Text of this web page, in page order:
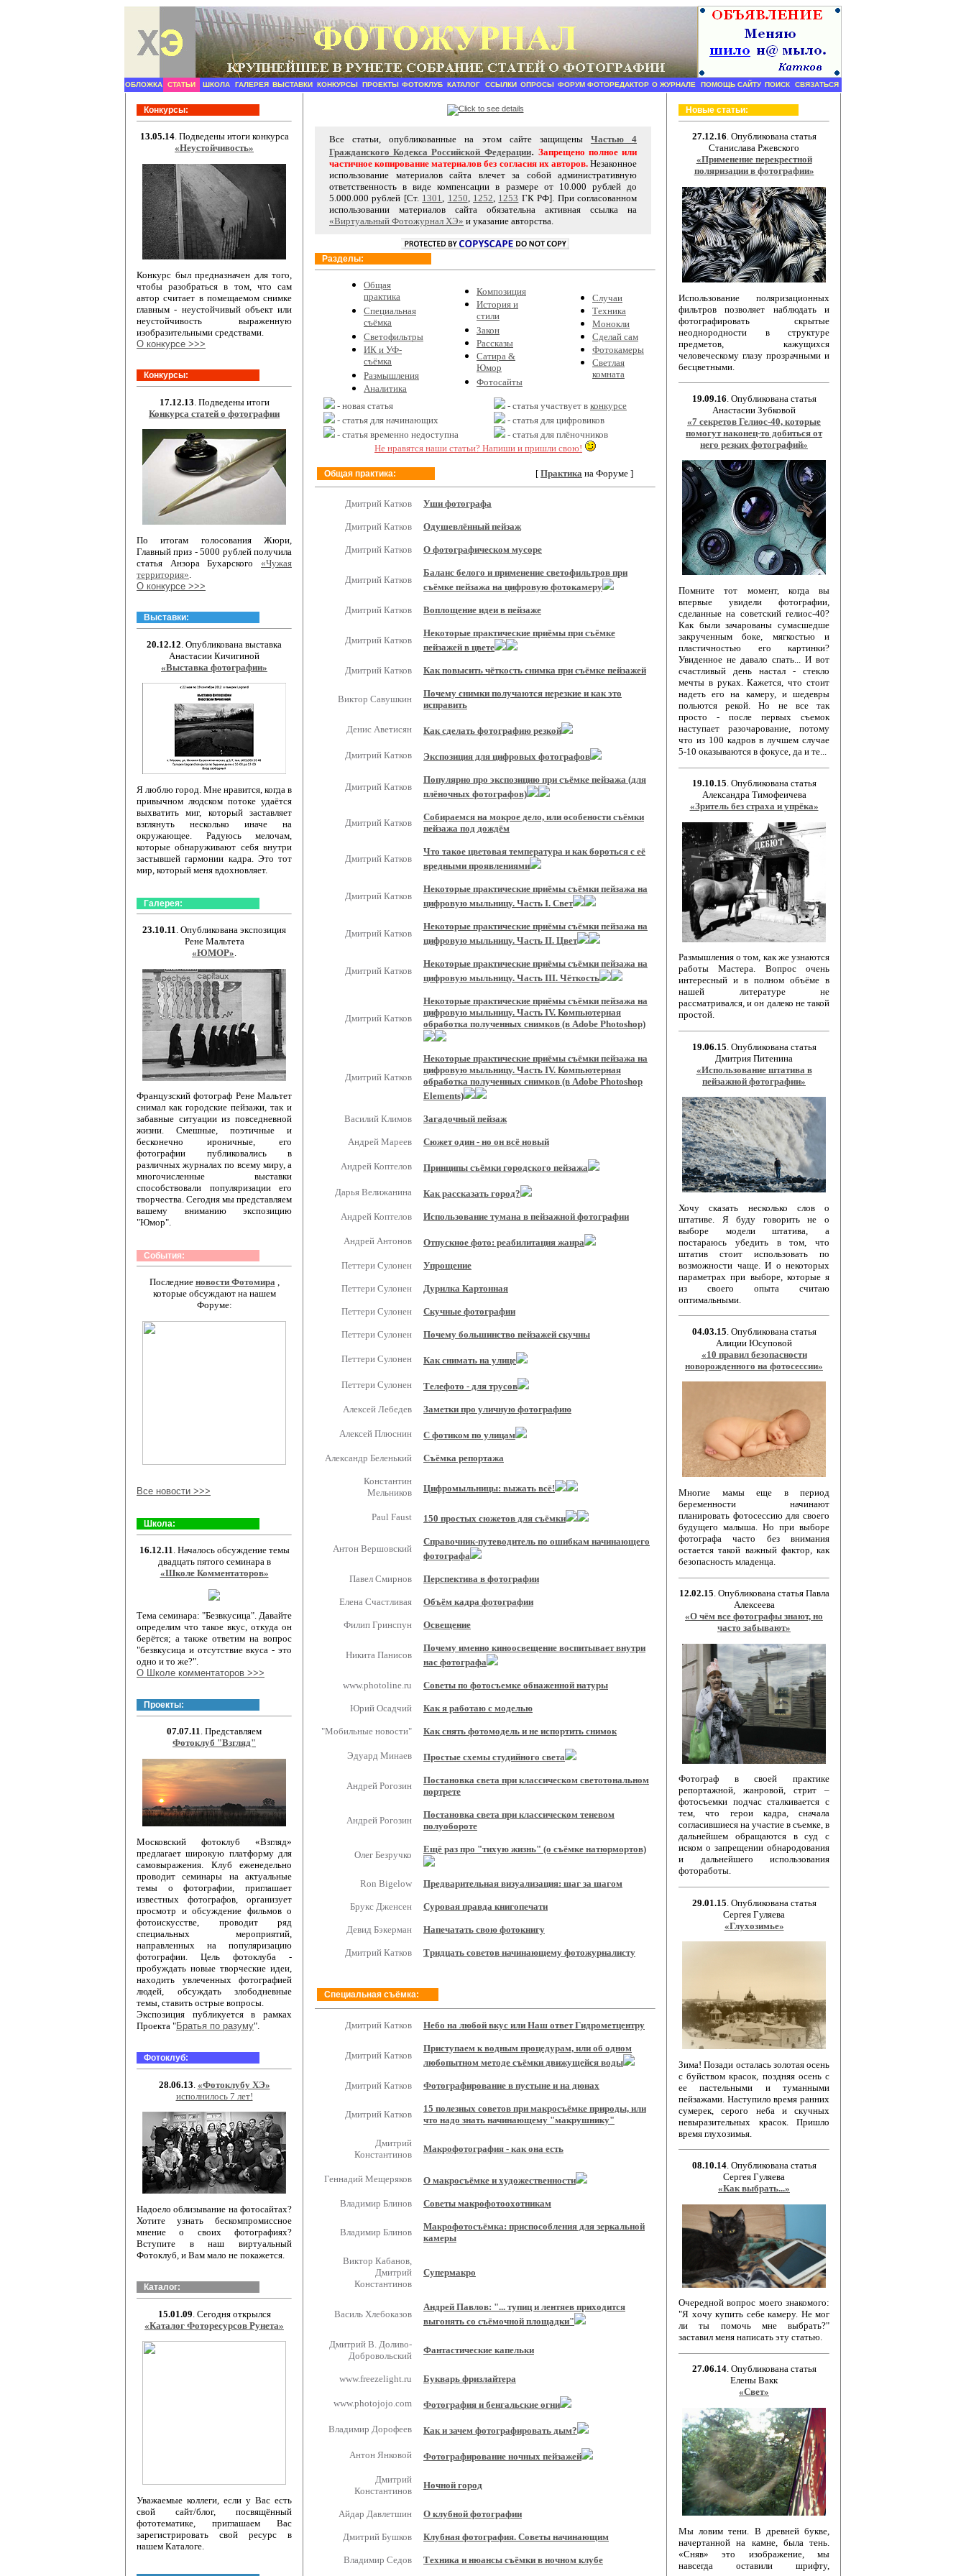
ОБЛОЖКА СТАТЬИ ШКОЛА ГАЛЕРЕЯ ВЫСТАВКИ КОНКУРСЫ ПРОЕКТЫ ФОТОКЛУБ КАТАЛОГ ССЫЛКИ ОПРОСЫ ФОРУМ ФОТОРЕДАКТОР О ЖУРНАЛЕ ПОМОЩЬ САЙТУ ПОИСК СВЯЗАТЬСЯ
Конкурсы:
13.05.14. Подведены итоги конкурса
«Неустойчивость»
Конкурс был предназначен для того,
чтобы разобраться в том, что сам
автор считает в помещаемом снимке
главным - неустойчивый объект или
неустойчивость выраженную
изобразительными средствами.
О конкурсе >>>
Конкурсы:
17.12.13 . Подведены итоги
Конкурса статей о фотографии
По итогам голосования Жюри,
Главный приз - 5000 рублей получила
статья Анзора Бухарского «Чужая
территория»
О конкурсе >>>
Выставки:
20.12.12 . Опубликована выставка
Анастасии Кичигиной
«Выставка фотографии»
Я люблю город. Мне нравится, когда в
привычном людском потоке удаётся
выхватить миг, который заставляет
взглянуть несколько иначе на
окружающее. Радуюсь мелочам,
которые обнаруживают себя внутри
застывшей гармонии кадра. Это тот
мир, который меня вдохновляет.
Галерея:
23.10.11 . Опубликована экспозиция
Рене Мальтета
«ЮМОР»
Французский фотограф Рене Мальтет
снимал как городские пейзажи, так и
забавные ситуации из повседневной
жизни. Смешные, поэтичные и
бесконечно ироничные, его
фотографии публиковались в
различных журналах по всему миру, а
многочисленные выставки
способствовали популяризации его
творчества. Сегодня мы представляем
вашему вниманию экспозицию
"Юмор".
События:
Последние новости Фотомира ,
которые обсуждают на нашем
Форуме:
Все новости >>>
Школа:
16.12.11. Началось обсуждение темы
двадцать пятого семинара в
«Школе Комментаторов»
Тема семинара: "Безвкусица". Давайте
определим что такое вкус, откуда он
берётся; а также ответим на вопрос
"безвкусица и отсутствие вкуса - это
одно и то же?".
О Школе комментаторов >>>
Проекты:
07.07.11. Представляем
Фотоклуб "Взгляд"
Московский фотоклуб «Взгляд»
предлагает широкую платформу для
самовыражения. Клуб еженедельно
проводит семинары на актуальные
темы о фотографии, приглашает
известных фотографов, организует
просмотр и обсуждение фильмов о
фотоискусстве, проводит ряд
специальных мероприятий,
направленных на популяризацию
фотографии. Цель фотоклуба -
пробуждать новые творческие идеи,
находить увлеченных фотографией
людей, обсуждать злободневные
темы, ставить острые вопросы.
Экспозиция публикуется в рамках
Проекта "Братья по разуму".
Фотоклуб:
28.06.13 «Фотоклубу ХЭ»
исполнилось 7 лет!
Надоело облизывание на фотосайтах?
Хотите узнать бескомпромиссное
мнение о своих фотографиях?
Вступите в наш виртуальный
Фотоклуб, и Вам мало не покажется.
Каталог:
15.01.09 . Сегодня открылся
«Каталог Фоторесурсов Рунета»
Уважаемые коллеги, если у Вас есть
свой сайт/блог, посвящённый
фототематике, приглашаем Вас
зарегистрировать свой ресурс в
нашем Каталоге.
Все статьи, опубликованные на этом сайте защищены Частью 4
Гражданского Кодекса Российской Федерации. Запрещено полное или
частичное копирование материалов без согласия их авторов. Незаконное
использование материалов сайта влечет за собой административную
ответственность в виде компенсации в размере от 10.000 рублей до
5.000.000 рублей [Ст. 1301, 1250, 1252, 1253 ГК РФ]. При согласованном
использовании материалов сайта обязательна активная ссылка на
«Виртуальный Фотожурнал ХЭ» и указание авторства.
Разделы:
Общая
практика
Специальная
съёмка
Светофильтры
ИК и УФ-
съёмка
Размышления
Аналитика
Композиция
История и
стили
Закон
Рассказы
Сатира &
Юмор
Фотосайты
Случаи
Техника
Монокли
Сделай сам
Фотокамеры
Светлая
комната
- новая статья - статья участвует в конкурсе
- статья для начинающих
- статья для цифровиков
- статья временно недоступна
- статья для плёночников
Не нравятся наши статьи? Напиши и пришли свою!
Общая практика: [ Практика на Форуме ]
Дмитрий Катков Уши фотографа
Дмитрий Катков Одушевлённый пейзаж
Дмитрий Катков О фотографическом мусоре
Дмитрий Катков
Баланс белого и применение светофильтров при
съёмке пейзажа на цифровую фотокамеру
Дмитрий Катков Воплощение идеи в пейзаже
Дмитрий Катков
Некоторые практические приёмы при съёмке
пейзажей в цвете
Дмитрий Катков Как повысить чёткость снимка при съёмке пейзажей
Виктор Савушкин
Почему снимки получаются нерезкие и как это
исправить
Денис Аветисян Как сделать фотографию резкой
Дмитрий Катков Экспозиция для цифровых фотографов
Дмитрий Катков
Популярно про экспозицию при съёмке пейзажа (для
плёночных фотографов)
Дмитрий Катков
Собираемся на мокрое дело, или особености съёмки
пейзажа под дождём
Дмитрий Катков
Что такое цветовая температура и как бороться с её
вредными проявлениями
Дмитрий Катков
Некоторые практические приёмы съёмки пейзажа на
цифровую мыльницу. Часть I. Свет
Дмитрий Катков
Некоторые практические приёмы съёмки пейзажа на
цифровую мыльницу. Часть II. Цвет
Дмитрий Катков
Некоторые практические приёмы съёмки пейзажа на
цифровую мыльницу. Часть III. Чёткость
Дмитрий Катков
Некоторые практические приёмы съёмки пейзажа на
цифровую мыльницу. Часть IV. Компьютерная
обработка полученных снимков (в Adobe Photoshop)
Дмитрий Катков
Некоторые практические приёмы съёмки пейзажа на
цифровую мыльницу. Часть IV. Компьютерная
обработка полученных снимков (в Adobe Photoshop
Elements)
Василий Климов Загадочный пейзаж
Андрей Мареев Сюжет один - но он всё новый
Андрей Коптелов Принципы съёмки городского пейзажа
Дарья Велижанина Как рассказать город?
Андрей Коптелов Использование тумана в пейзажной фотографии
Андрей Антонов Отпускное фото: реабилитация жанра
Петтери Сулонен Упрощение
Петтери Сулонен Дурилка Картонная
Петтери Сулонен Скучные фотографии
Петтери Сулонен Почему большинство пейзажей скучны
Петтери Сулонен Как снимать на улице
Петтери Сулонен Телефото - для трусов
Алексей Лебедев Заметки про уличную фотографию
Алексей Плюснин С фотиком по улицам
Александр Беленький Съёмка репортажа
Константин
Мельников
Цифромыльницы: выжать всё!
Paul Faust 150 простых сюжетов для съёмки
Антон Вершовский
Справочник-путеводитель по ошибкам начинающего
фотографа
Павел Смирнов Перспектива в фотографии
Елена Счастливая Объём кадра фотографии
Филип Гринспун Освещение
Никита Панисов
Почему именно киноосвещение воспитывает внутри
нас фотографа
www.photoline.ru Советы по фотосъемке обнаженной натуры
Юрий Осадчий Как я работаю с моделью
"Мобильные новости" Как снять фотомодель и не испортить снимок
Эдуард Минаев Простые схемы студийного света
Андрей Рогозин
Постановка света при классическом светотональном
портрете
Андрей Рогозин
Постановка света при классическом теневом
полуобороте
Олег Безручко
Ещё раз про "тихую жизнь" (о съёмке натюрмортов)
Ron Bigelow Предварительная визуализация: шаг за шагом
Брукс Дженсен Суровая правда книгопечати
Девид Бэкерман Напечатать свою фотокнигу
Дмитрий Катков Тридцать советов начинающему фотожурналисту
Специальная съёмка:
Дмитрий Катков Небо на любой вкус или Наш ответ Гидрометцентру
Дмитрий Катков
Приступаем к водным процедурам, или об одном
любопытном методе съёмки движущейся воды
Дмитрий Катков Фотографирование в пустыне и на дюнах
Дмитрий Катков
15 полезных советов при макросъёмке природы, или
что надо знать начинающему "макрушнику"
Дмитрий
Константинов
Макрофотография - как она есть
Геннадий Мещеряков О макросъёмке и художественности
Владимир Блинов Советы макрофотоохотникам
Владимир Блинов
Макрофотосъёмка: приспособления для зеркальной
камеры
Виктор Кабанов,
Дмитрий
Константинов
Супермакро
Василь Хлебоказов
Андрей Павлов: "... тупиц и лентяев приходится
выгонять со съёмочной площадки"
Дмитрий В. Доливо-
Добровольский
Фантастические капельки
www.freezelight.ru Букварь фризлайтера
www.photojojo.com Фотография и бенгальские огни
Владимир Дорофеев Как и зачем фотографировать дым?
Антон Янковой Фотографирование ночных пейзажей
Дмитрий
Константинов
Ночной город
Айдар Давлетшин О клубной фотографии
Дмитрий Бушков Клубная фотография. Советы начинающим
Владимир Седов Техника и нюансы съёмки в ночном клубе
Новые статьи:
27.12.16. Опубликована статья
Станислава Ржевского
«Применение перекрестной
поляризации в фотографии»
Использование поляризационных
фильтров позволяет наблюдать и
фотографировать скрытые
неоднородности в структуре
предметов, кажущихся
человеческому глазу прозрачными и
бесцветными.
19.09.16 . Опубликована статья
Анастасии Зубковой
«7 секретов Гелиос-40, которые
помогут наконец-то добиться от
него резких фотографий»
Помните тот момент, когда вы
впервые увидели фотографии,
сделанные на советский гелиос-40?
Как были зачарованы сумасшедше
закрученным боке, мягкостью и
пластичностью его картинки?
Увиденное не давало спать... И вот
счастливый день настал - стекло
мечты в руках. Кажется, что стоит
надеть его на камеру, и шедевры
польются рекой. Но не все так
просто - после первых съемок
наступает разочарование, потому
что из 100 кадров в лучшем случае
5-10 оказываются в фокусе, да и те...
19.10.15. Опубликована статья
Александра Тимофеичева
«Зритель без страха и упрёка»
Размышления о том, как же узнаются
работы Мастера. Вопрос очень
интересный и в полном объёме в
нашей литературе не
рассматривался, и он далеко не такой
простой.
19.06.15 . Опубликована статья
Дмитрия Питенина
«Использование штатива в
пейзажной фотографии»
Хочу сказать несколько слов о
штативе. Я буду говорить не о
выборе модели штатива, а
постараюсь убедить в том, что
штатив стоит использовать по
возможности чаще. И о некоторых
параметрах при выборе, которые я
из своего опыта считаю
оптимальными.
04.03.15 . Опубликована статья
Алиции Юсуповой
«10 правил безопасности
новорожденного на фотосессии»
Многие мамы еще в период
беременности начинают
планировать фотосессию для своего
будущего малыша. Но при выборе
фотографа часто без внимания
остается такой важный фактор, как
безопасность младенца.
12.02.15. Опубликована статья Павла
Алексеева
«О чём все фотографы знают, но
часто забывают»
Фотограф в своей практике
репортажной, жанровой, стрит –
фотосъемки подчас сталкивается с
тем, что герои кадра, сначала
согласившиеся на участие в съемке, в
дальнейшем обращаются в суд с
иском о запрещении обнародования
и дальнейшего использования
фотоработы.
29.01.15 . Опубликована статья
Сергея Гуляева
«Глухозимье»
Зима! Позади осталась золотая осень
с буйством красок, поздняя осень с
ее пастельными и туманными
пейзажами. Наступило время ранних
сумерек, серого неба и скучных
невыразительных красок. Пришло
время глухозимья.
08.10.14. Опубликована статья
Сергея Гуляева
«Как выбрать...»
Очередной вопрос моего знакомого:
"Я хочу купить себе камеру. Не мог
ли ты помочь мне выбрать?"
заставил меня написать эту статью.
27.06.14. Опубликована статья
Елены Вакк
«Свет»
Мы ловим тени. В древней букве,
начертанной на камне, была тень.
«Сняв» это изображение, мы
навсегда оставили шрифту,